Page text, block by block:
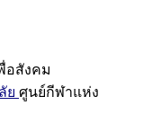
อสังคม
ย ศูนย์กีฬาแห่ง